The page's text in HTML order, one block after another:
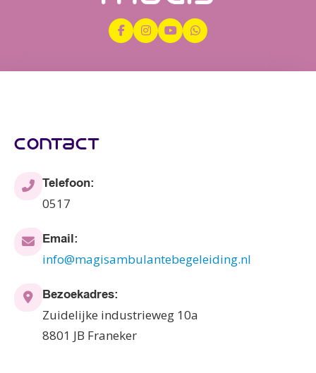
contact
Telefoon:
0517
Email:
info@magisambulantebegeleiding.nl
Bezoekadres:
Zuidelijke industrieweg 10a
8801 JB Franeker